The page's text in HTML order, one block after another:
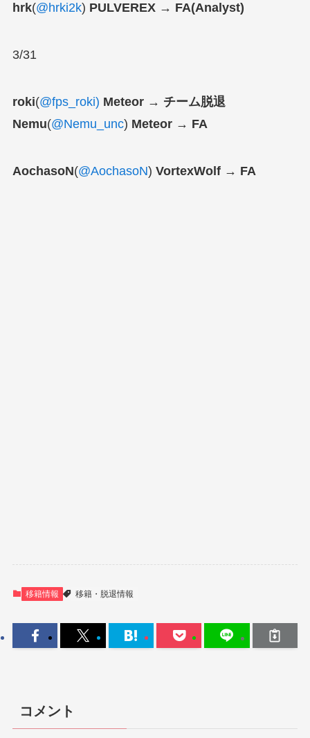
hrk(@hrki2k) PULVEREX → FA(Analyst)
3/31
roki(@fps_roki) Meteor → チーム脱退
Nemu(@Nemu_unc) Meteor → FA
AochasoN(@AochasoN) VortexWolf → FA
移籍情報 移籍・脱退情報
コメント